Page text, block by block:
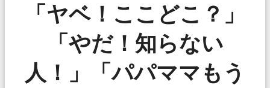
「ヤベ！ここどこ？」
「やだ！知らない
人！」「パパママもう